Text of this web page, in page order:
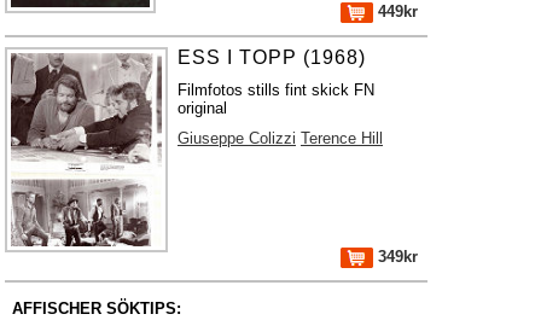
449kr
ESS I TOPP (1968)
Filmfotos stills fint skick FN
original
Giuseppe Colizzi Terence Hill
349kr
AFFISCHER SÖKTIPS: